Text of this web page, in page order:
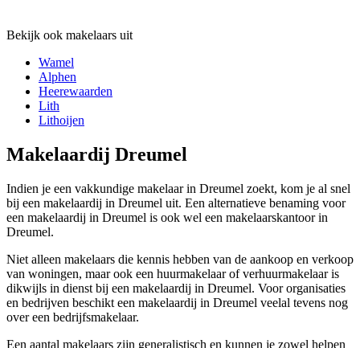
Bekijk ook makelaars uit
Wamel
Alphen
Heerewaarden
Lith
Lithoijen
Makelaardij Dreumel
Indien je een vakkundige makelaar in Dreumel zoekt, kom je al snel
bij een makelaardij in Dreumel uit. Een alternatieve benaming voor
een makelaardij in Dreumel is ook wel een makelaarskantoor in
Dreumel.
Niet alleen makelaars die kennis hebben van de aankoop en verkoop
van woningen, maar ook een huurmakelaar of verhuurmakelaar is
dikwijls in dienst bij een makelaardij in Dreumel. Voor organisaties
en bedrijven beschikt een makelaardij in Dreumel veelal tevens nog
over een bedrijfsmakelaar.
Een aantal makelaars zijn generalistisch en kunnen je zowel helpen